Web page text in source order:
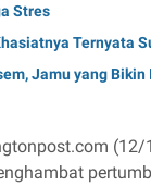
Stres
Ternyata
Jamu yang